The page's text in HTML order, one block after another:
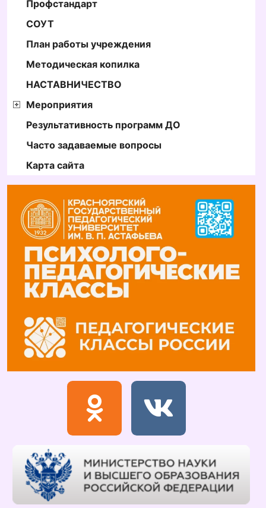
Профстандарт
СОУТ
План работы учреждения
Методическая копилка
НАСТАВНИЧЕСТВО
Мероприятия
Результативность программ ДО
Часто задаваемые вопросы
Карта сайта